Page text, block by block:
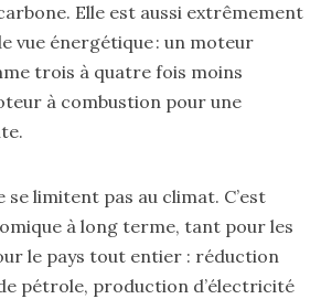
Elle est aussi extrêmement
vue énergétique : un moteur
trois à quatre fois moins
à combustion pour une
se limitent pas au climat. C’est
à long terme, tant pour les
le pays tout entier : réduction
pétrole, production d’électricité